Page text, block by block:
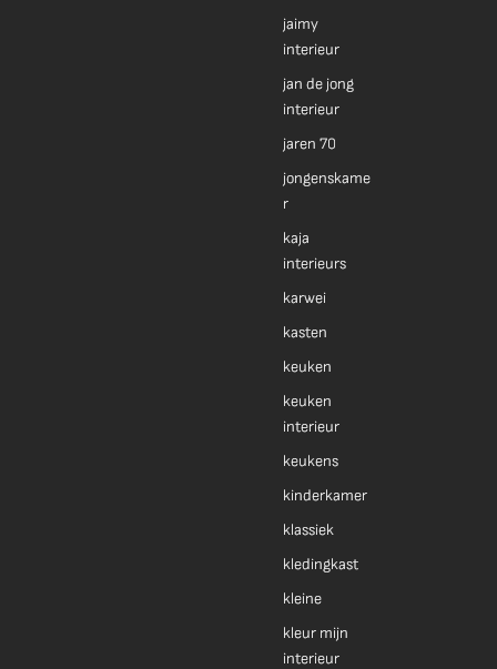
jaimy
interieur
jan de jong
interieur
jaren 70
jongenskame
r
kaja
interieurs
karwei
kasten
keuken
keuken
interieur
keukens
kinderkamer
klassiek
kledingkast
kleine
kleur mijn
interieur